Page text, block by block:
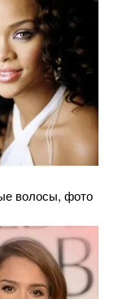
волосы, фото